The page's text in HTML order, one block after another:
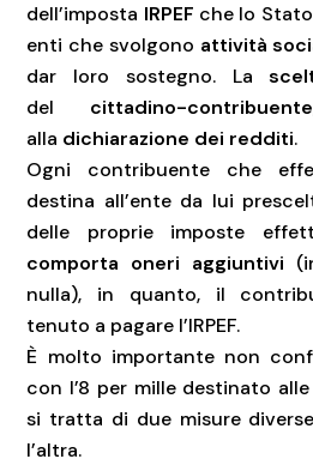
dell’imposta IRPEF che lo
enti che svolgono attività
dar loro sostegno. La
del cittadino-contribuente
alla dichiarazione dei redditi.
Ogni contribuente che
destina all’ente da lui
delle proprie imposte
comporta oneri aggiuntivi
nulla), in quanto, il
tenuto a pagare l’IRPEF.
È molto importante non
con l’8 per mille destinato
si tratta di due misure
l’altra.